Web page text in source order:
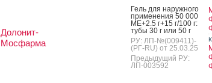
Долонит-
Мосфарма
Гель для на­руж­но­го
при­мене­ния 50 000
МЕ+2.5 г+15 г/100 г:
ту­бы 30 г или 50 г
РУ: ЛП-№(009411)-
(РГ-RU) от 25.03.25
Предыдущий РУ:
ЛП-003592